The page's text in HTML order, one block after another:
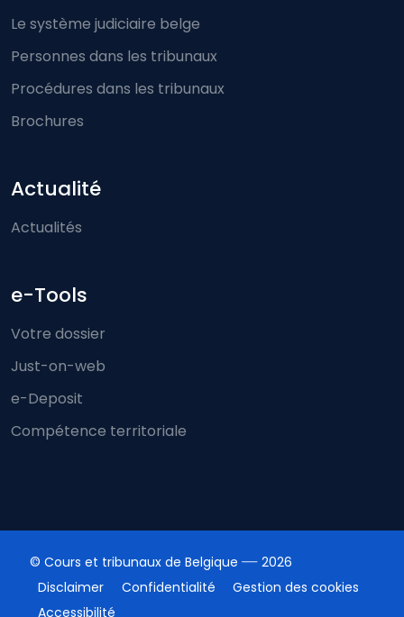
Le système judiciaire belge
Personnes dans les tribunaux
Procédures dans les tribunaux
Brochures
Actualité
Actualités
e-Tools
Votre dossier
Just-on-web
e-Deposit
Compétence territoriale
© Cours et tribunaux de Belgique
2026
Disclaimer
Confidentialité
Gestion des cookies
Accessibilité